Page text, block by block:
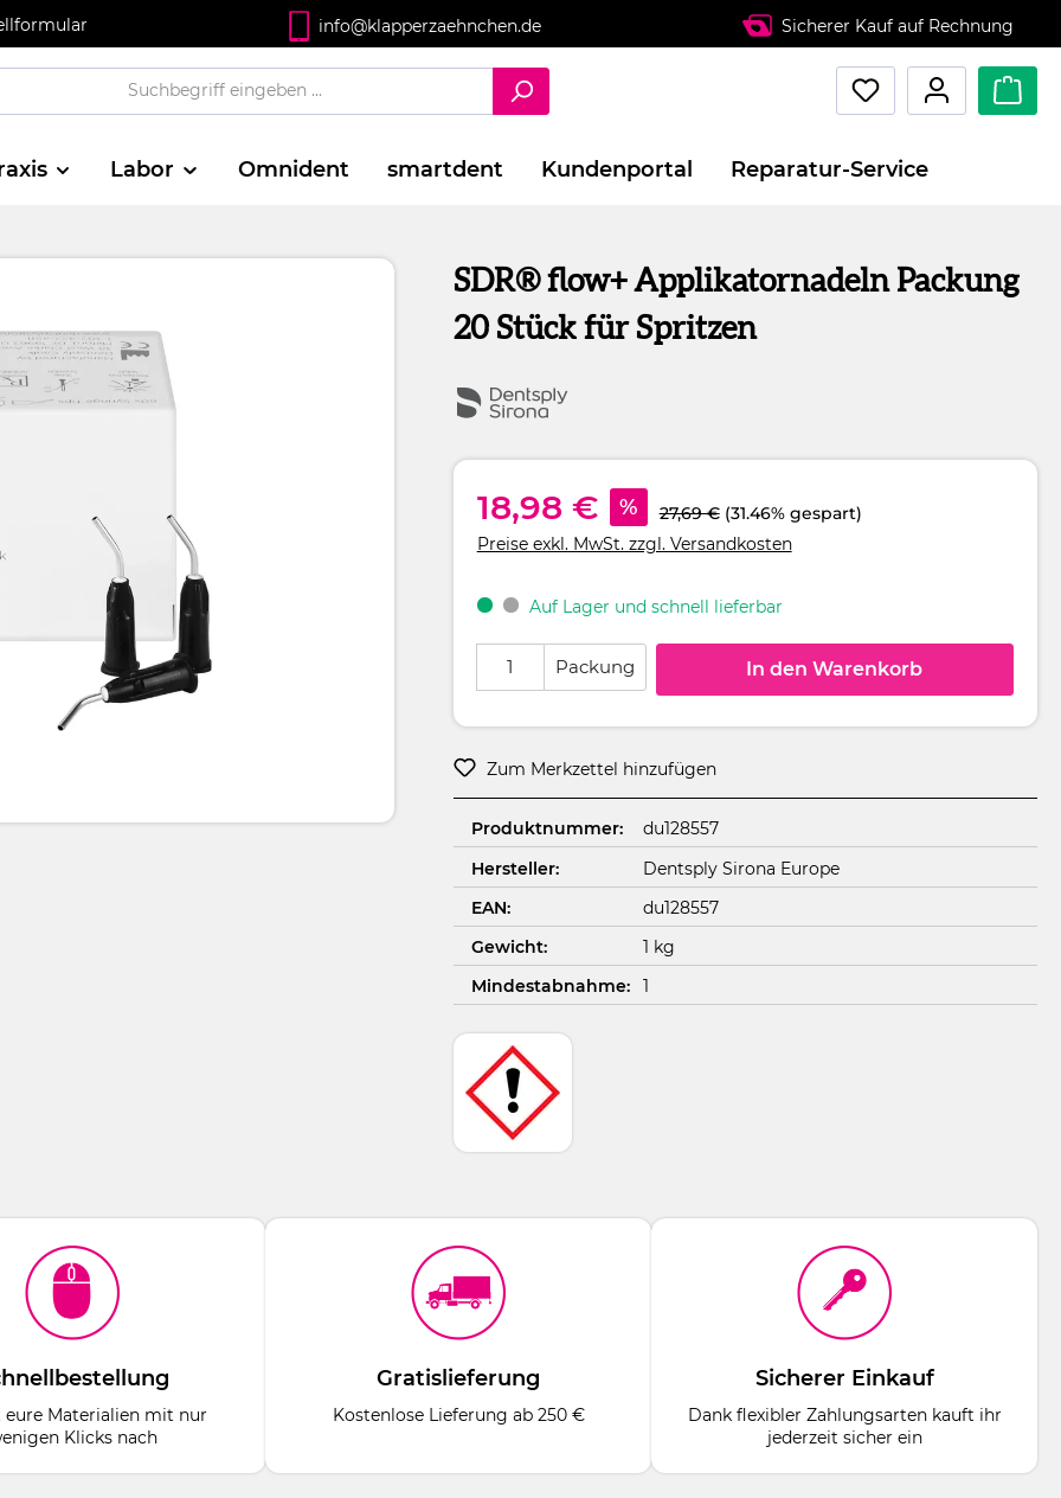
info@klapperzaehnchen.de Sicherer Kauf auf Rechnung
Labor Omnident smartdent Kundenportal Reparatur-Service
SDR® flow+ Applikatornadeln Packung
20 Stück für Spritzen
18,98 € % 27,69 € (31.46% gespart)
Preise exkl. MwSt. zzgl. Versandkosten
Auf Lager und schnell lieferbar
Packung In den Warenkorb
Zum Merkzettel hinzufügen
Produktnummer:
du128557
Hersteller:
Dentsply Sirona Europe
EAN:
du128557
Gewicht:
1 kg
Mindestabnahme:
1
eure Materialien mit nur
Klicks nach
Gratislieferung
Kostenlose Lieferung ab 250 €
Sicherer Einkauf
Dank flexibler Zahlungsarten kauft ihr
jederzeit sicher ein